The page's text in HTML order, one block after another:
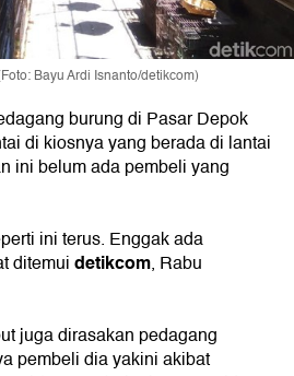
Bayu Ardi Isnanto/detikcom)
burung di Pasar Depok
di kiosnya yang berada di lantai
ini belum ada pembeli yang
ini terus. Enggak ada
ditemuidetikcom, Rabu
juga dirasakan pedagang
pembeli dia yakini akibat